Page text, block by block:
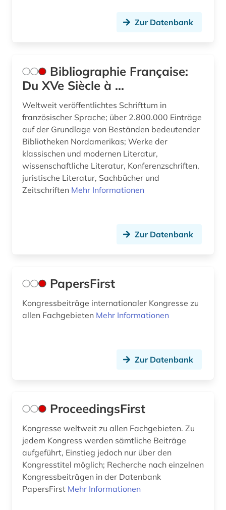
mauretanien (2)
max-planck-gesellschaft (1)
mecklenburg (1)
medienwissenschaft (2)
medizin (2)
mikroform (1)
mittelalter (1)
montenegro (2)
morges (1)
mozart (1)
musenalmanach (1)
museum (1)
Zur Datenbank
Bibliographie Française:
Du XVe Siècle à ...
Weltweit veröffentlichtes Schrifttum in
französischer Sprache; über 2.800.000 Einträge
auf der Grundlage von Beständen bedeutender
Bibliotheken Nordamerikas; Werke der
klassischen und modernen Literatur,
wissenschaftliche Literatur, Konferenzschriften,
juristische Literatur, Sachbücher und
Zeitschriften Mehr Informationen
Zur Datenbank
PapersFirst
Kongressbeiträge internationaler Kongresse zu
allen Fachgebieten Mehr Informationen
Zur Datenbank
ProceedingsFirst
Kongresse weltweit zu allen Fachgebieten. Zu
jedem Kongress werden sämtliche Beiträge
aufgeführt, Einstieg jedoch nur über den
Kongresstitel möglich; Recherche nach einzelnen
Kongressbeiträgen in der Datenbank
PapersFirst Mehr Informationen